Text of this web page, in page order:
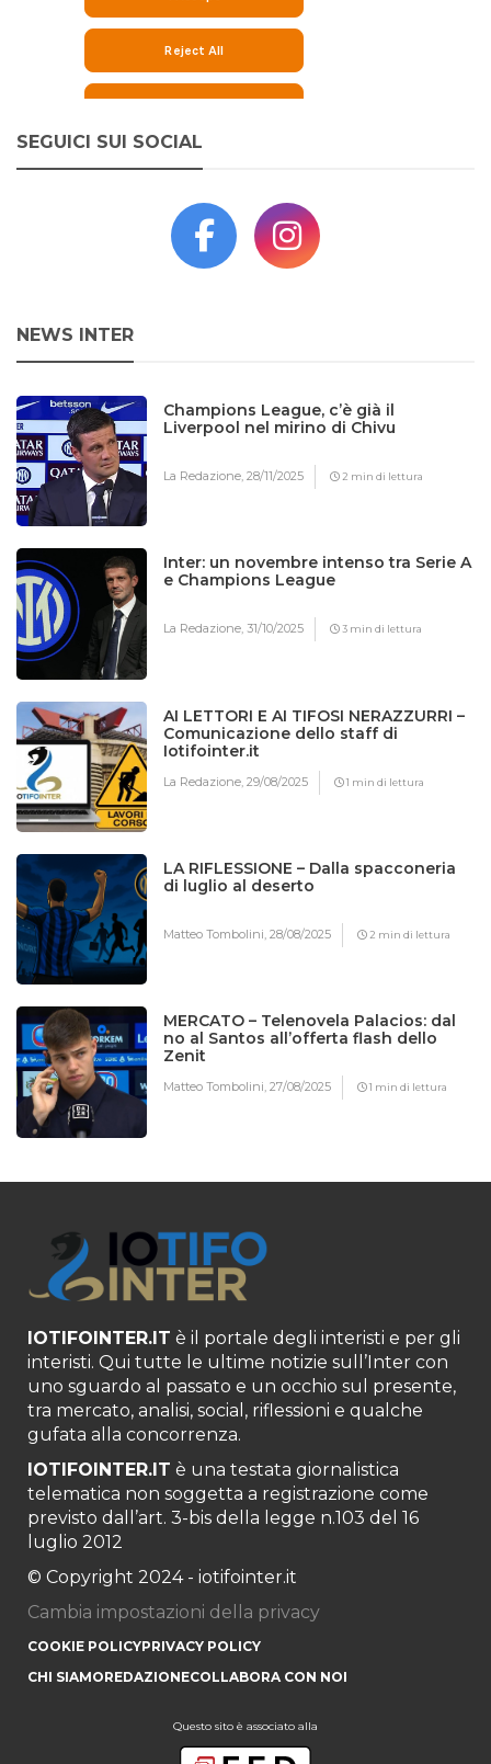
SEGUICI SUI SOCIAL
NEWS INTER
Champions League, c’è già il
Liverpool nel mirino di Chivu
La Redazione,28/11/2025 2 min di lettura
Inter: un novembre intenso tra Serie A
e Champions League
La Redazione,31/10/2025 3 min di lettura
AI LETTORI E AI TIFOSI NERAZZURRI –
Comunicazione dello staff di
Iotifointer.it
La Redazione,29/08/2025 1 min di lettura
LA RIFLESSIONE – Dalla spacconeria
di luglio al deserto
Matteo Tombolini,28/08/2025 2 min di lettura
MERCATO – Telenovela Palacios: dal
no al Santos all’offerta flash dello
Zenit
Matteo Tombolini,27/08/2025 1 min di lettura
IOTIFOINTER.IT è il portale degli interisti e per gli
interisti. Qui tutte le ultime notizie sull’Inter con
uno sguardo al passato e un occhio sul presente,
tra mercato, analisi, social, riflessioni e qualche
gufata alla concorrenza.
IOTIFOINTER.IT è una testata giornalistica
telematica non soggetta a registrazione come
previsto dall’art. 3-bis della legge n.103 del 16
luglio 2012
© Copyright 2024 - iotifointer.it
Cambia impostazioni della privacy
COOKIE POLICYPRIVACY POLICY
CHI SIAMOREDAZIONECOLLABORA CON NOI
Questo sito è associato alla